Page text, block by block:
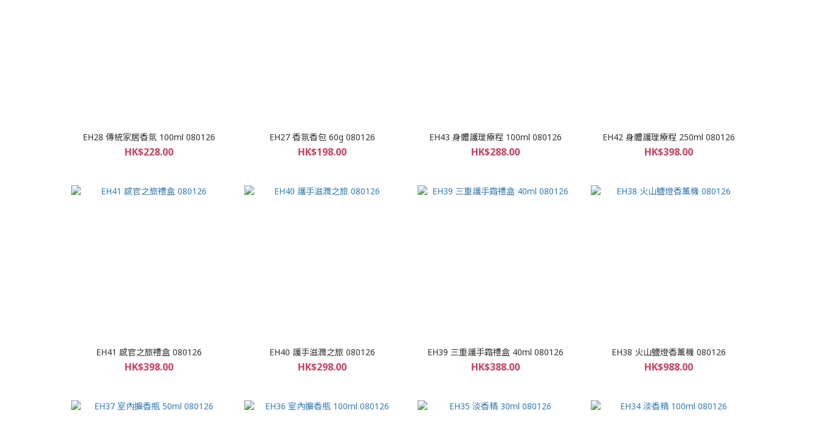
EH28 傳統家居香氛 100ml 080126
HK$228.00
EH27 香氛香包 60g 080126
HK$198.00
EH43 身體護理療程 100ml 080126
HK$288.00
EH42 身體護理療程 250ml 080126
HK$398.00
EH41 感官之旅禮盒 080126
HK$398.00
EH40 護手滋潤之旅 080126
HK$298.00
EH39 三重護手霜禮盒 40ml 080126
HK$388.00
EH38 火山鹽燈香薰機 080126
HK$988.00